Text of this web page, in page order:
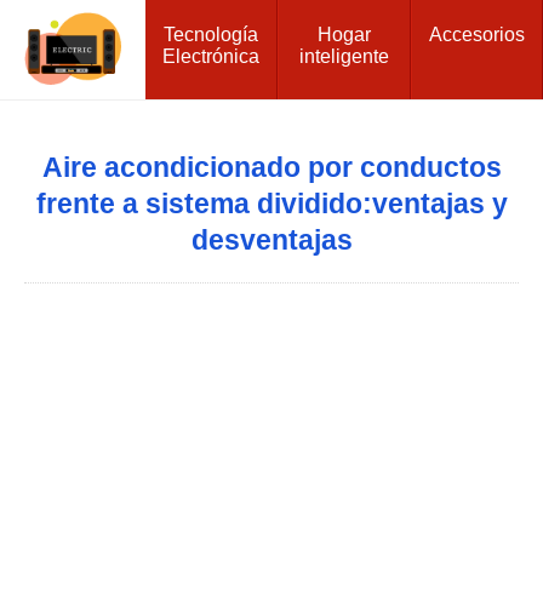
Tecnología
Electrónica
Hogar
inteligente
Accesorios
Aire acondicionado por conductos
frente a sistema dividido:ventajas y
desventajas